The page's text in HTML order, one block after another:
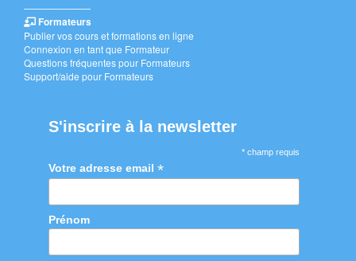
———————
Formateurs
Publier vos cours et formations en ligne
Connexion en tant que Formateur
Questions fréquentes pour Formateurs
Support/aide pour Formateurs
S'inscrire à la newsletter
* champ requis
Votre adresse email*
Prénom